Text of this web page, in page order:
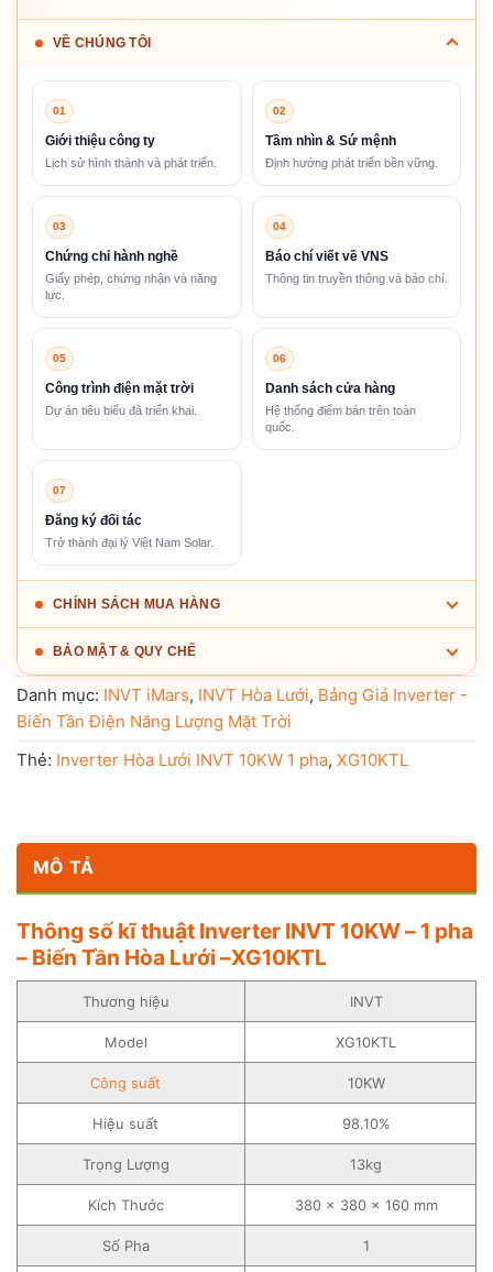
VỀ CHÚNG TÔI
01
Giới thiệu công ty
Lịch sử hình thành và phát triển.
02
Tầm nhìn & Sứ mệnh
Định hướng phát triển bền vững.
03
Chứng chỉ hành nghề
Giấy phép, chứng nhận và năng
lực.
04
Báo chí viết về VNS
Thông tin truyền thông và báo chí.
05
Công trình điện mặt trời
Dự án tiêu biểu đã triển khai.
06
Danh sách cửa hàng
Hệ thống điểm bán trên toàn
quốc.
07
Đăng ký đối tác
Trở thành đại lý Việt Nam Solar.
CHÍNH SÁCH MUA HÀNG
BẢO MẬT & QUY CHẾ
Danh mục: INVT iMars, INVT Hòa Lưới, Bảng Giá Inverter -
Biến Tần Điện Năng Lượng Mặt Trời
Thẻ: Inverter Hòa Lưới INVT 10KW 1 pha, XG10KTL
MÔ TẢ
Thông số kĩ thuật Inverter INVT 10KW – 1 pha
– Biến Tần Hòa Lưới –XG10KTL
Thương hiệu INVT
Model XG10KTL
Công suất 10KW
Hiệu suất 98.10%
Trọng Lượng 13kg
Kích Thước 380 x 380 x 160 mm
Số Pha 1